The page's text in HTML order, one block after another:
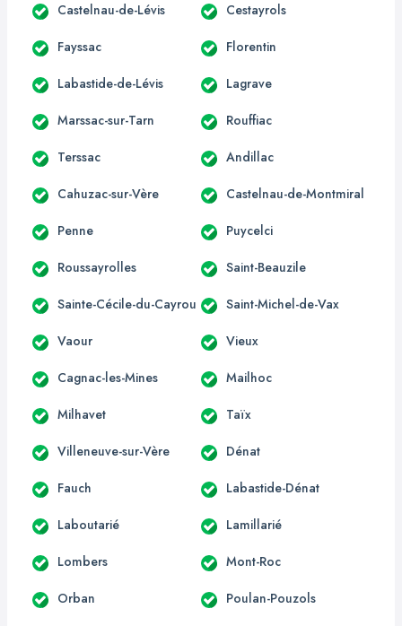
Castelnau-de-Lévis Cestayrols
Fayssac Florentin
Labastide-de-Lévis Lagrave
Marssac-sur-Tarn Rouffiac
Terssac Andillac
Cahuzac-sur-Vère Castelnau-de-Montmiral
Penne Puycelci
Roussayrolles Saint-Beauzile
Sainte-Cécile-du-Cayrou Saint-Michel-de-Vax
Vaour Vieux
Cagnac-les-Mines Mailhoc
Milhavet Taïx
Villeneuve-sur-Vère Dénat
Fauch Labastide-Dénat
Laboutarié Lamillarié
Lombers Mont-Roc
Orban Poulan-Pouzols